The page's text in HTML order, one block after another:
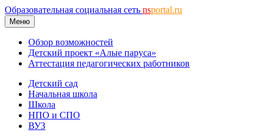
Образовательная социальная сеть nsportal.ru
Меню
Обзор возможностей
Детский проект «Алые паруса»
Аттестация педагогических работников
Детский сад
Начальная школа
Школа
НПО и СПО
ВУЗ